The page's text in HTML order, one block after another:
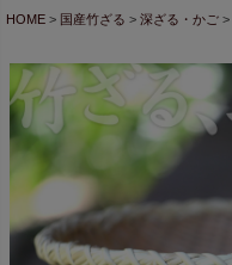
HOME 国産竹ざる 深ざる・かご